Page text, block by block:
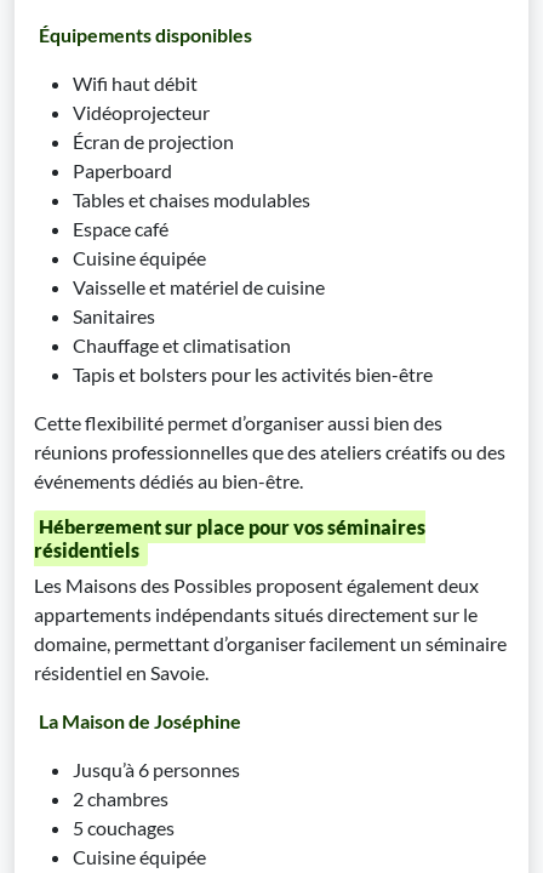
Équipements disponibles
Wifi haut débit
Vidéoprojecteur
Écran de projection
Paperboard
Tables et chaises modulables
Espace café
Cuisine équipée
Vaisselle et matériel de cuisine
Sanitaires
Chauffage et climatisation
Tapis et bolsters pour les activités bien-être
Cette flexibilité permet d’organiser aussi bien des
réunions professionnelles que des ateliers créatifs ou des
événements dédiés au bien-être.
Hébergement sur place pour vos séminaires
résidentiels
Les Maisons des Possibles proposent également deux
appartements indépendants situés directement sur le
domaine, permettant d’organiser facilement un séminaire
résidentiel en Savoie.
La Maison de Joséphine
Jusqu’à 6 personnes
2 chambres
5 couchages
Cuisine équipée